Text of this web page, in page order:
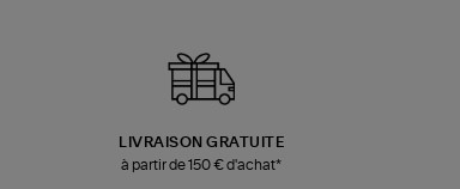
LIVRAISON GRATUITE
à partir de 150 € d'achat*